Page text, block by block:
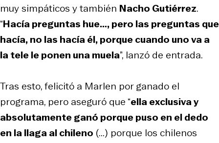
muy simpáticos y también Nacho Gutiérrez.
“Hacía preguntas hue…, pero las preguntas que
hacía, no las hacía él, porque cuando uno va a
la tele le ponen una muela”, lanzó de entrada.
Tras esto, felicitó a Marlen por ganado el
programa, pero aseguró que “ella exclusiva y
absolutamente ganó porque puso en el dedo
en la llaga al chileno (...) porque los chilenos